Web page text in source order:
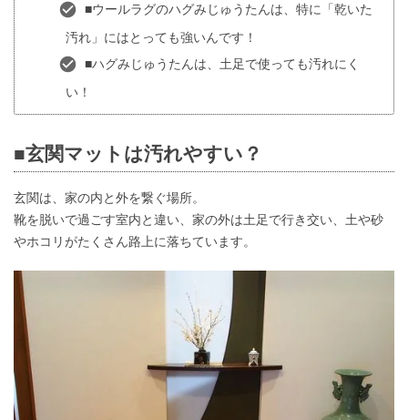
■ウールラグのハグみじゅうたんは、特に「乾いた
汚れ」にはとっても強いんです！
■ハグみじゅうたんは、土足で使っても汚れにく
い！
■玄関マットは汚れやすい？
玄関は、家の内と外を繋ぐ場所。
靴を脱いで過ごす室内と違い、家の外は土足で行き交い、土や砂
やホコリがたくさん路上に落ちています。